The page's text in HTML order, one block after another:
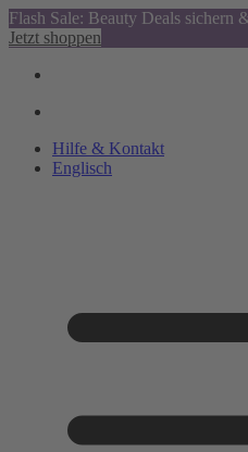
Flash Sale: Beauty Deals sichern
Jetzt shoppen
Hilfe & Kontakt
Englisch